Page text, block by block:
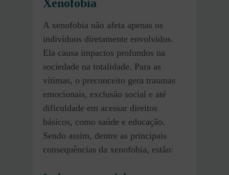
Xenofobia
A xenofobia não afeta apenas os
indivíduos diretamente envolvidos.
Ela causa impactos profundos na
sociedade na totalidade. Para as
vítimas, o preconceito gera traumas
emocionais, exclusão social e até
dificuldade em acessar direitos
básicos, como saúde e educação.
Sendo assim, dentre as principais
consequências da xenofobia, estão: